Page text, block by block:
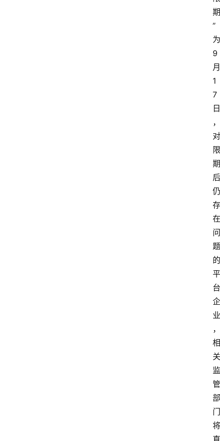
期
”
为
9
月
1
7
日
，
对
限
期
后
仍
存
在
问
题
的
平
台
企
业
，
相
关
监
管
部
门
将
直